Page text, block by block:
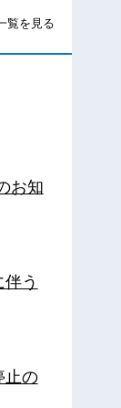
覧を見る
お知
う
止の